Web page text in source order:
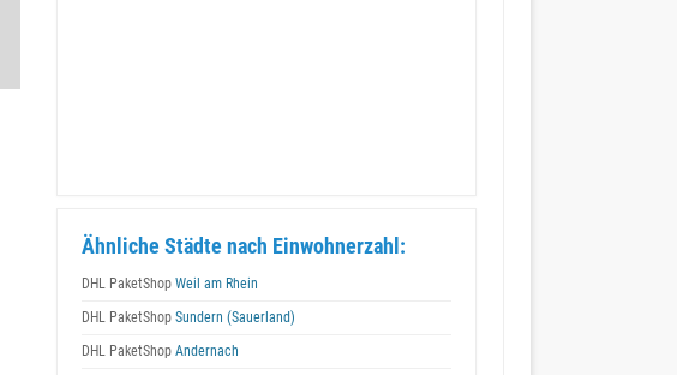
Ähnliche Städte nach Einwohnerzahl:
DHL PaketShop Weil am Rhein
DHL PaketShop Sundern (Sauerland)
DHL PaketShop Andernach